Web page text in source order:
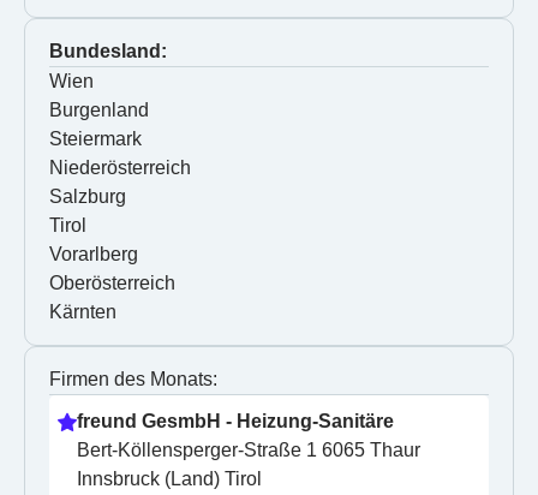
Bundesland:
Wien
Burgenland
Steiermark
Niederösterreich
Salzburg
Tirol
Vorarlberg
Oberösterreich
Kärnten
Firmen des Monats:
freund GesmbH - Heizung-Sanitäre
Bert-Köllensperger-Straße 1 6065 Thaur
Innsbruck (Land) Tirol